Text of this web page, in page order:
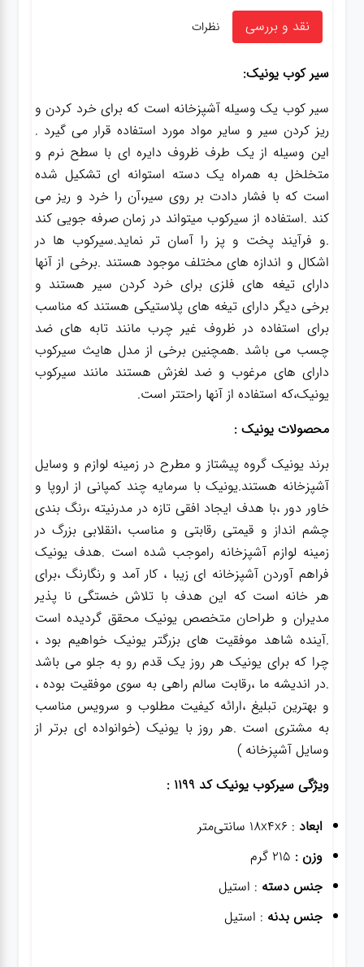
نقد و بررسی نظرات
سیر کوب یونیک:
سیر کوب یک وسیله آشپزخانه است که برای خرد کردن و
ریز کردن سیر و سایر مواد مورد استفاده قرار می گیرد .
این وسیله از یک طرف ظروف دایره ای با سطح نرم و
متخلخل به همراه یک دسته استوانه ای تشکیل شده
است که با فشار دادت بر روی سیر،آن را خرد و ریز می
کند .استفاده از سیرکوب میتواند در زمان صرفه جویی کند
.و فرآیند پخت و پز را آسان تر نماید.سیرکوب ها در
اشکال و اندازه های مختلف موجود هستند .برخی از آنها
دارای تیغه های فلزی برای خرد کردن سیر هستند و
برخی دیگر دارای تیغه های پلاستیکی هستند که مناسب
برای استفاده در ظروف غیر چرب مانند تابه های ضد
چسب می باشد .همچنین برخی از مدل هایث سیرکوب
دارای های مرغوب و ضد لغزش هستند مانند سیرکوب
یونیک،که استفاده از آنها راحتتر است.
محصولات یونیک :
برند یونیک گروه پیشتاز و مطرح در زمینه لوازم و وسایل
آشپزخانه هستند.یونیک با سرمایه چند کمپانی از اروپا و
خاور دور ،با هدف ایجاد افقی تازه در مدرنیته ،رنگ بندی
چشم انداز و قیمتی رقابتی و مناسب ،انقلابی بزرگ در
زمینه لوازم آشپزخانه راموجب شده است .هدف یونیک
فراهم آوردن آشپزخانه ای زیبا ، کار آمد و رنگارنگ ،برای
هر خانه است که این هدف با تلاش خستگی نا پذیر
مدیران و طراحان متخصص یونیک محقق گردیده است
.آینده شاهد موفقیت های بزرگتر یونیک خواهیم بود ،
چرا که برای یونیک هر روز یک قدم رو به جلو می باشد
.در اندیشه ما ،رقابت سالم راهی به سوی موفقیت بوده ،
و بهترین تبلیغ ،ارائه کیفیت مطلوب و سرویس مناسب
به مشتری است .هر روز با یونیک (خوانواده ای برتر از
وسایل آشپزخانه )
ویژگی سیرکوب یونیک کد 1199 :
ابعاد : ۱۸x۴x۶ سانتی‌متر
وزن :
جنس دسته : استیل
جنس بدنه : استیل